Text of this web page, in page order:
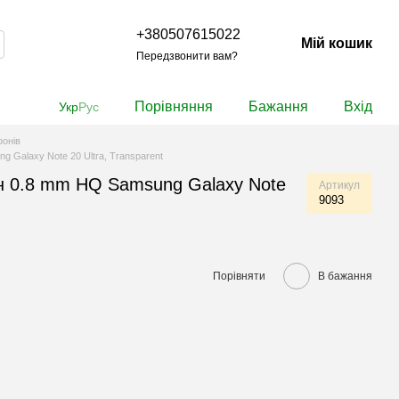
+380507615022
Передзвонити вам?
Мій кошик
УкрРус Порівняння Бажання Вхід
Galaxy Note 20 Ultra, Transparent
0.8 mm HQ Samsung Galaxy Note
Артикул
9093
Порівняти В бажання